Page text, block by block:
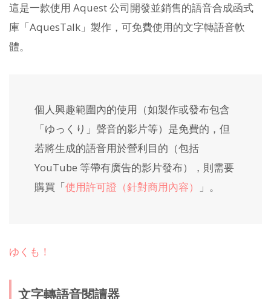
這是一款使用 Aquest 公司開發並銷售的語音合成函式
庫「AquesTalk」製作，可免費使用的文字轉語音軟
體。
個人興趣範圍內的使用（如製作或發布包含
「ゆっくり」聲音的影片等）是免費的，但
若將生成的語音用於營利目的（包括
YouTube 等帶有廣告的影片發布），則需要
購買「使用許可證（針對商用內容） 」。
ゆくも！
文字轉語音閱讀器